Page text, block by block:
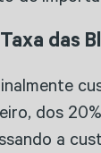
das
dos
a